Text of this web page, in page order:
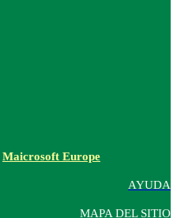
Maicrosoft Europe
AYUDA
MAPA DEL SITIO